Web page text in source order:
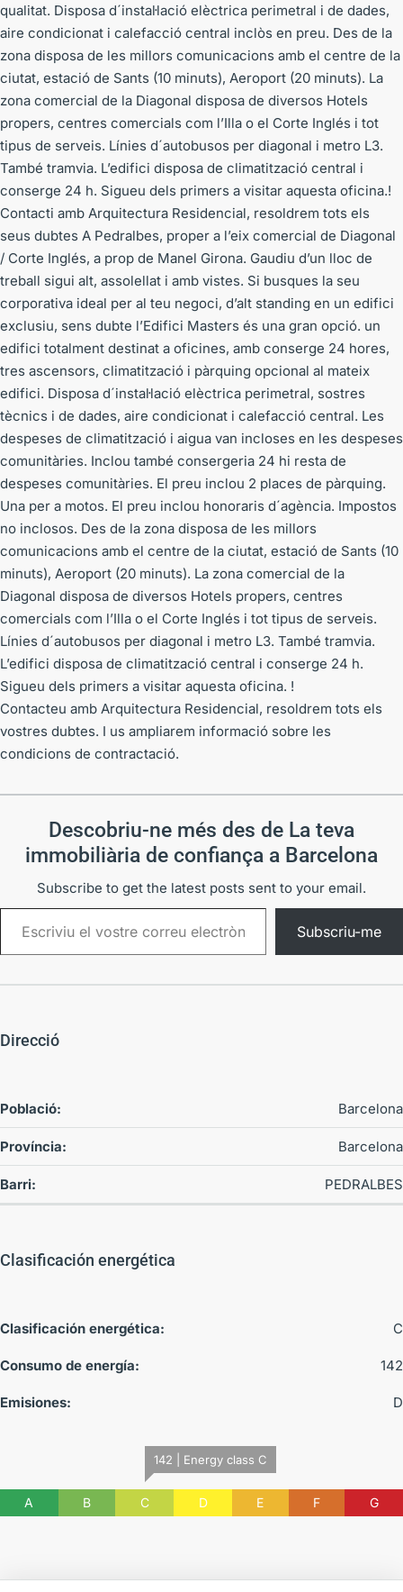
qualitat. Disposa d´instal·lació elèctrica perimetral i de dades,
aire condicionat i calefacció central inclòs en preu. Des de la
zona disposa de les millors comunicacions amb el centre de la
ciutat, estació de Sants (10 minuts), Aeroport (20 minuts). La
zona comercial de la Diagonal disposa de diversos Hotels
propers, centres comercials com l’Illa o el Corte Inglés i tot
tipus de serveis. Línies d´autobusos per diagonal i metro L3.
També tramvia. L’edifici disposa de climatització central i
conserge 24 h. Sigueu dels primers a visitar aquesta oficina.!
Contacti amb Arquitectura Residencial, resoldrem tots els
seus dubtes A Pedralbes, proper a l’eix comercial de Diagonal
/ Corte Inglés, a prop de Manel Girona. Gaudiu d’un lloc de
treball sigui alt, assolellat i amb vistes. Si busques la seu
corporativa ideal per al teu negoci, d’alt standing en un edifici
exclusiu, sens dubte l’Edifici Masters és una gran opció. un
edifici totalment destinat a oficines, amb conserge 24 hores,
tres ascensors, climatització i pàrquing opcional al mateix
edifici. Disposa d´instal·lació elèctrica perimetral, sostres
tècnics i de dades, aire condicionat i calefacció central. Les
despeses de climatització i aigua van incloses en les despeses
comunitàries. Inclou també consergeria 24 hi resta de
despeses comunitàries. El preu inclou 2 places de pàrquing.
Una per a motos. El preu inclou honoraris d´agència. Impostos
no inclosos. Des de la zona disposa de les millors
comunicacions amb el centre de la ciutat, estació de Sants (10
minuts), Aeroport (20 minuts). La zona comercial de la
Diagonal disposa de diversos Hotels propers, centres
comercials com l’Illa o el Corte Inglés i tot tipus de serveis.
Línies d´autobusos per diagonal i metro L3. També tramvia.
L’edifici disposa de climatització central i conserge 24 h.
Sigueu dels primers a visitar aquesta oficina. !
Contacteu amb Arquitectura Residencial, resoldrem tots els
vostres dubtes. I us ampliarem informació sobre les
condicions de contractació.
Descobriu-ne més des de La teva
immobiliària de confiança a Barcelona
Subscribe to get the latest posts sent to your email.
Subscriu-me
Direcció
Població: Barcelona
Província: Barcelona
Barri: PEDRALBES
Clasificación energética
Clasificación energética: C
Consumo de energía: 142
Emisiones: D
A B
142 | Energy class C
C D E F G